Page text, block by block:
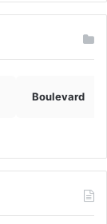
Boulevard